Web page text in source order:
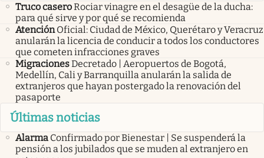
Truco caseroRociar vinagre en el desagüe de la ducha:
para qué sirve y por qué se recomienda
Atención Oficial: Ciudad de México, Querétaro y Veracruz
anularán la licencia de conducir a todos los conductores
que cometen infracciones graves
MigracionesDecretado | Aeropuertos de Bogotá,
Medellín, Cali y Barranquilla anularán la salida de
extranjeros que hayan postergado la renovación del
pasaporte
Últimas noticias
Alarma Confirmado por Bienestar | Se suspenderá la
pensión a los jubilados que se muden al extranjero en